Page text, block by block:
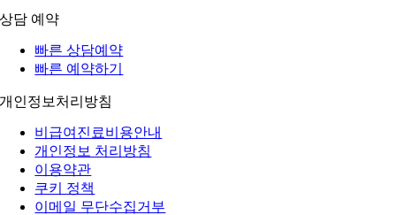
상담 예약
빠른 상담예약
빠른 예약하기
개인정보처리방침
비급여진료비용안내
개인정보 처리방침
이용약관
쿠키 정책
이메일 무단수집거부